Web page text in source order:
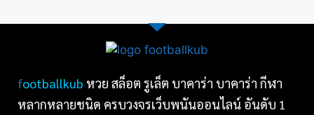
footballkub หวย สล็อต รูเล็ต บาคาร่า บาคาร่า กีฬา
หลากหลายชนิด ครบวงจรเว็บพนันออนไลน์ อันดับ 1